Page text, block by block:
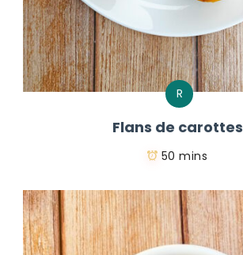
R
Flans de carottes
50 mins